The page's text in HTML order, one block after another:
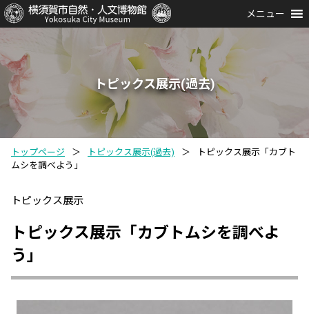
メニュー
トピックス展示(過去)
トップページ ＞ トピックス展示(過去) ＞
トピックス展示「カブト
ムシを調べよう」
トピックス展示
トピックス展示「カブトムシを調べよ
う」